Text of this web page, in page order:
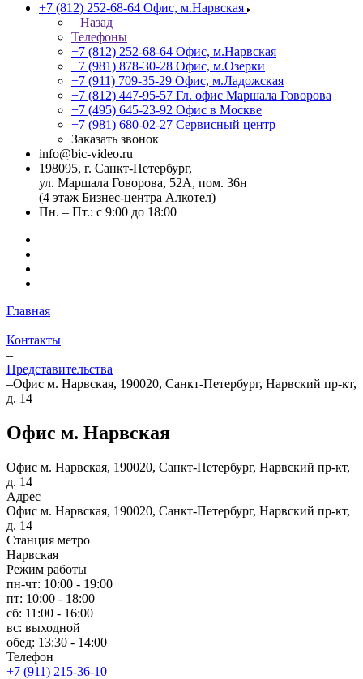
+7 (812) 252-68-64 Офис, м.Нарвская
Назад
Телефоны
+7 (812) 252-68-64 Офис, м.Нарвская
+7 (981) 878-30-28 Офис, м.Озерки
+7 (911) 709-35-29 Офис, м.Ладожская
+7 (812) 447-95-57 Гл. офис Маршала Говорова
+7 (495) 645-23-92 Офис в Москве
+7 (981) 680-02-27 Сервисный центр
Заказать звонок
info@bic-video.ru
198095, г. Санкт-Петербург,
ул. Маршала Говорова, 52А, пом. 36н
(4 этаж Бизнес-центра Алкотел)
Пн. – Пт.: с 9:00 до 18:00
Главная
–
Контакты
–
Представительства
–Офис м. Нарвская, 190020, Санкт-Петербург, Нарвский пр-кт,
д. 14
Офис м. Нарвская
Офис м. Нарвская, 190020, Санкт-Петербург, Нарвский пр-кт,
д. 14
Адрес
Офис м. Нарвская, 190020, Санкт-Петербург, Нарвский пр-кт,
д. 14
Станция метро
Нарвская
Режим работы
пн-чт: 10:00 - 19:00
пт: 10:00 - 18:00
сб: 11:00 - 16:00
вс: выходной
обед: 13:30 - 14:00
Телефон
+7 (911) 215-36-10